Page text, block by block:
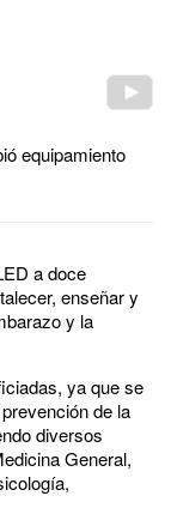
equipamiento
a doce
enseñar y
y la
ya que se
de la
diversos
General,